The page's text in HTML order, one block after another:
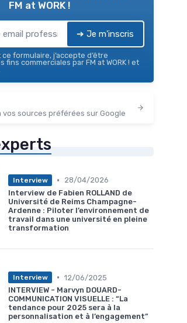
FM at WORK !
➔ Je m'inscris
formulaire, j’accepte d’être
fins commerciales par FM at WORK ! et
sources préférées sur Google
Interview •
28/04/2026
Interview de Fabien ROLLAND de
Université de Reims Champagne-
Ardenne : Piloter l’environnement de
travail dans une université en pleine
transformation
Interview • 12/06/2025
INTERVIEW - Marvyn DOUARD-
COMMUNICATION VISUELLE : “La
tendance pour 2025 sera à la
personnalisation et à l’engagement”